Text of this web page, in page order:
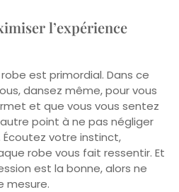
l’expérience
est primordial. Dans ce
dansez même, pour vous
et que vous vous sentez
point à ne pas négliger
votre instinct,
robe vous fait ressentir. Et
est la bonne, alors ne
mesure.